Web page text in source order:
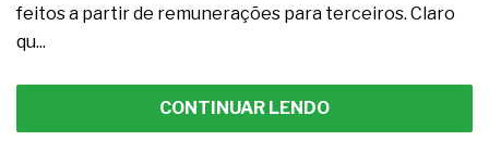
feitos a partir de remunerações para terceiros. Claro
qu...
CONTINUAR LENDO